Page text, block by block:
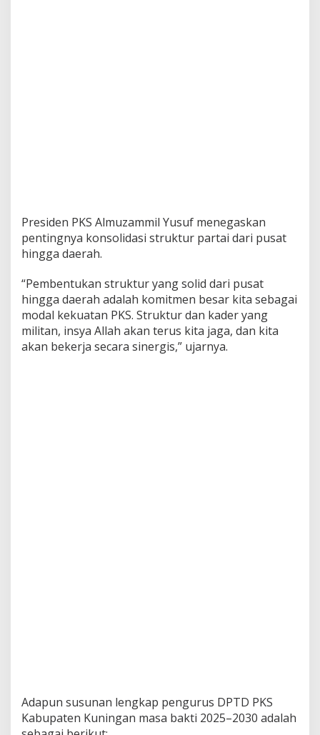
Presiden PKS Almuzammil Yusuf menegaskan
pentingnya konsolidasi struktur partai dari pusat
hingga daerah.
“Pembentukan struktur yang solid dari pusat
hingga daerah adalah komitmen besar kita sebagai
modal kekuatan PKS. Struktur dan kader yang
militan, insya Allah akan terus kita jaga, dan kita
akan bekerja secara sinergis,” ujarnya.
Adapun susunan lengkap pengurus DPTD PKS
Kabupaten Kuningan masa bakti 2025–2030 adalah